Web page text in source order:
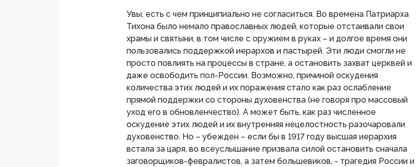
Увы, есть с чем принципиально не согласиться. Во времена Патриарха
Тихона было немало православных людей, которые отстаивали свои
храмы и святыни, в том числе с оружием в руках – и долгое время они
пользовались поддержкой иерархов и пастырей. Эти люди cмогли не
просто повлиять на процессы в стране, а остановить захват церквей и
даже освободить пол-России. Возможно, причиной оскудения
количества этих людей и их поражения стало как раз ослабление
прямой поддержки со стороны духовенства (не говоря про массовый
уход его в обновленчество). А может быть, как раз численное
оскудение этих людей и их внутренняя нецелостность разочаровали
духовенство. Но – убежден – если бы в 1917 году высшая иерархия
встала за царя, во всеуслышание призвала силой остановить сначала
заговорщиков-февралистов, а затем большевиков, - трагедия России и